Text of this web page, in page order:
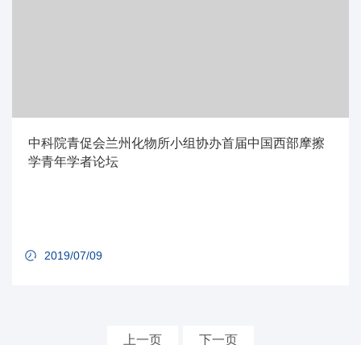
中科院青促会兰州化物所小组协办首届中国西部摩擦
学青年学者论坛
2019/07/09
上一页 下一页